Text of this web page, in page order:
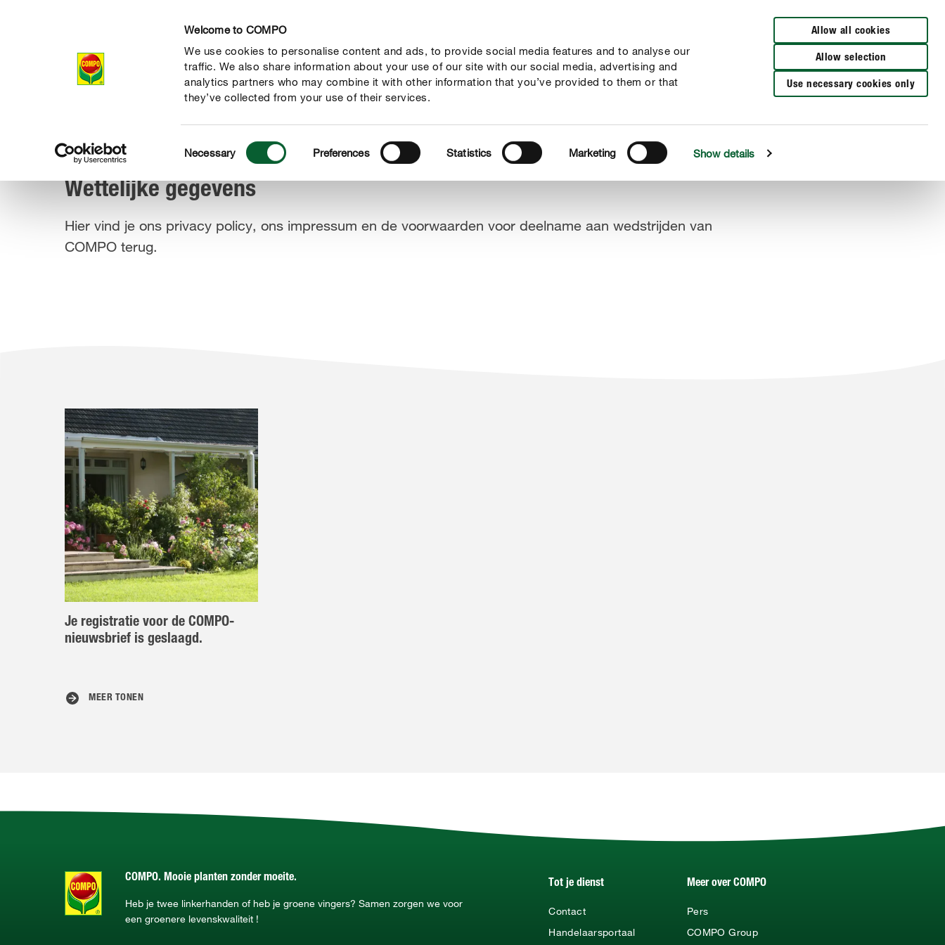
Welcome to COMPO
We use cookies to personalise content and ads, to provide social media features and to analyse our
traffic. We also share information about your use of our site with our social media, advertising and
analytics partners who may combine it with other information that you’ve provided to them or that
they’ve collected from your use of their services.
Selection
Necessary Preferences Statistics Marketing Show details
Allow all cookies
Allow selection
Use necessary cookies only
Verkooppunten
Producten Advies Thema's Tot je dienst Onderneming
COMPOWettelijke gegevens
Wettelijke gegevens
Hier vind je ons privacy policy, ons impressum en de voorwaarden voor deelname aan wedstrijden van
COMPO terug.
Je registratie voor de COMPO-
nieuwsbrief is geslaagd.
MEER TONEN
COMPO. Mooie planten zonder moeite.
Heb je twee linkerhanden of heb je groene vingers? Samen zorgen we voor
een groenere levenskwaliteit !
Tot je dienst
Contact
Handelaarsportaal
Meer over COMPO
Pers
COMPO Group